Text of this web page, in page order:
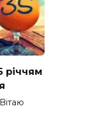
річчям